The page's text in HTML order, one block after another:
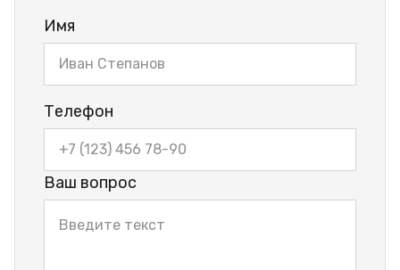
Имя
Телефон
Ваш вопрос